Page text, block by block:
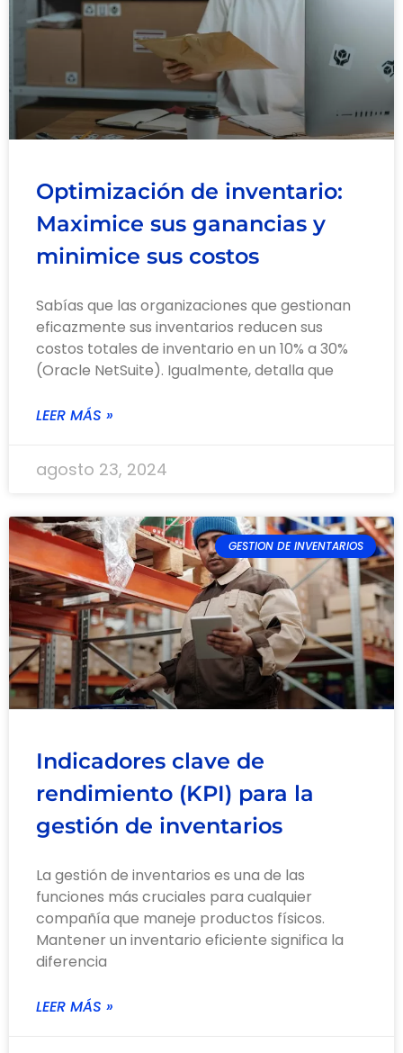
Optimización de inventario:
Maximice sus ganancias y
minimice sus costos
Sabías que las organizaciones que gestionan
eficazmente sus inventarios reducen sus
costos totales de inventario en un 10% a 30%​
(Oracle NetSuite)​. Igualmente, detalla que
LEER MÁS »
agosto 23, 2024
GESTION DE INVENTARIOS
Indicadores clave de
rendimiento (KPI) para la
gestión de inventarios
La gestión de inventarios es una de las
funciones más cruciales para cualquier
compañía que maneje productos físicos.
Mantener un inventario eficiente significa la
diferencia
LEER MÁS »